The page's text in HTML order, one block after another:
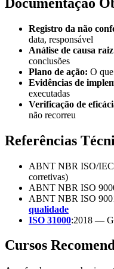
Registro da não
data, responsável
Análise de causa
conclusões
Plano de ação: O
Evidências de
executadas
Verificação de
não recorreu
Referências
ABNT NBR ISO/
corretivas)
ABNT NBR ISO
ABNT NBR ISO
qualidade
ISO 31000:2018 —
Cursos